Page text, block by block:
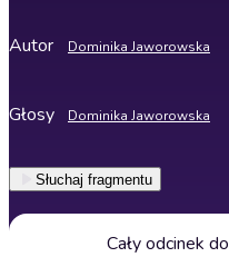
Autor Dominika Jaworowska
Głosy Dominika Jaworowska
Słuchaj fragmentu
Cały odcinek